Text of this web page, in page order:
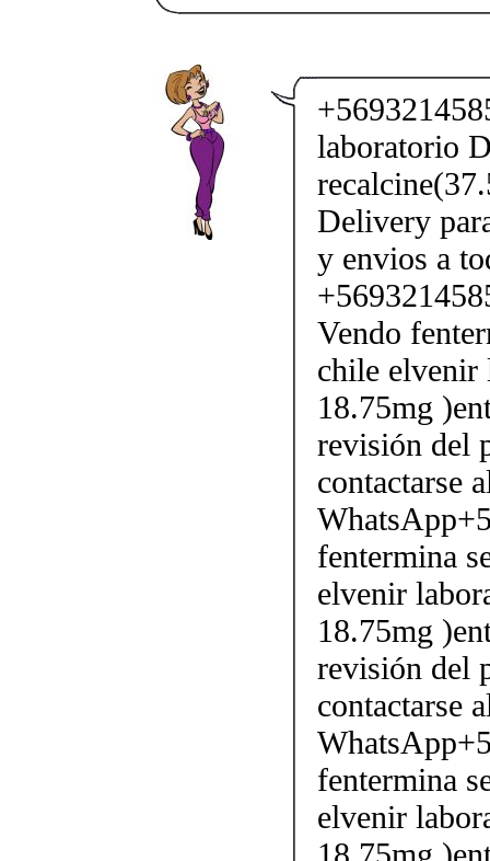
laboratorio
Delivery
y envios a
Vendo
chile elvenir
18.75mg
revisión del
contactarse
fentermina
elvenir
18.75mg
revisión del
contactarse
fentermina
elvenir
18.75mg